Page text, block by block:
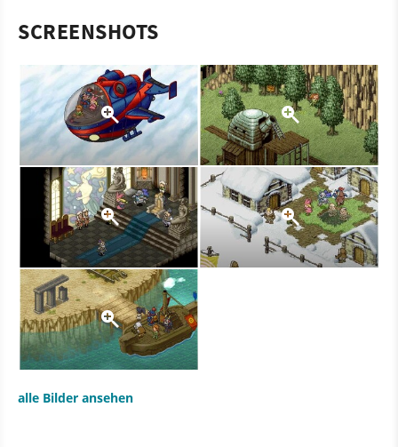
SCREENSHOTS
alle Bilder ansehen